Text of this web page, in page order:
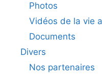
Photos
Vidéos de la vie
Documents
Divers
Nos partenaires